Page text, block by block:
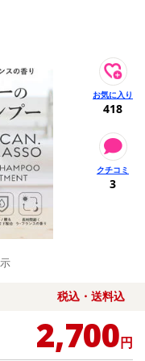
418
3
税込・送料込
2,700円